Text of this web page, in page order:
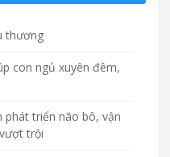
thương
con ngủ xuyên đêm,
phát triển não bô, vận
trội